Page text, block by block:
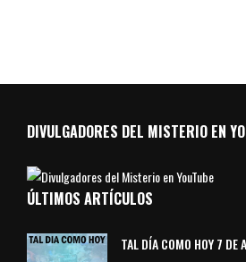
DIVULGADORES DEL MISTERIO EN
ÚLTIMOS ARTÍCULOS
TAL DÍA COMO HOY 7 DE